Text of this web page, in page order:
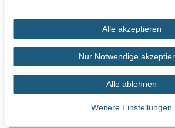
Widerrufs­recht Vertrag
Zahlung und Versand
Alle akzeptieren
Nur Notwendige
Alle ablehnen
Weitere Einstellungen